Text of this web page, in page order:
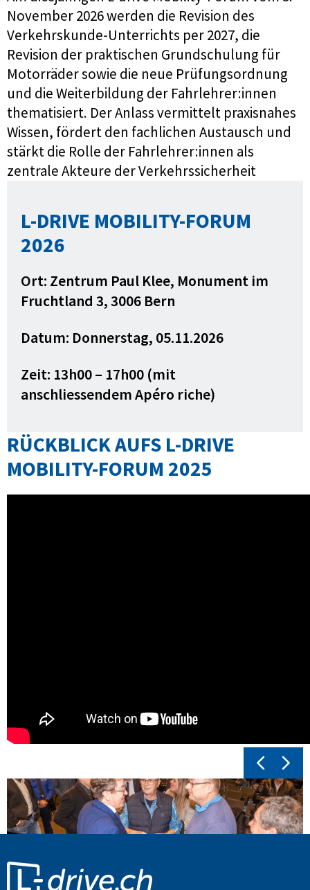
November 2026 werden die Revision des
Verkehrskunde-Unterrichts per 2027, die
Revision der praktischen Grundschulung für
Motorräder sowie die neue Prüfungsordnung
und die Weiterbildung der Fahrlehrer:innen
thematisiert. Der Anlass vermittelt praxisnahes
Wissen, fördert den fachlichen Austausch und
stärkt die Rolle der Fahrlehrer:innen als
zentrale Akteure der Verkehrssicherheit
L-DRIVE MOBILITY-FORUM
2026
Ort: Zentrum Paul Klee, Monument im
Fruchtland 3, 3006 Bern
Datum: Donnerstag, 05.11.2026
Zeit: 13h00 – 17h00 (mit
anschliessendem Apéro riche)
RÜCKBLICK AUFS L-DRIVE
MOBILITY-FORUM 2025